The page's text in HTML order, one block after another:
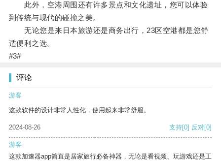
此外，空港周围还有许多景点和文化遗址，您可以体验
到传统与现代的碰撞之美。
无论您是来日本旅游还是商务出行，23区空港都是您舒
适便利之选。
#3#
评论
游客
这款软件的设计非常人性化，使用起来非常舒服。
2024-08-26 支持[0] 反对[0]
游客
这款加速器app简直是居家旅行必备神器，无论是看视频、玩游戏还是工